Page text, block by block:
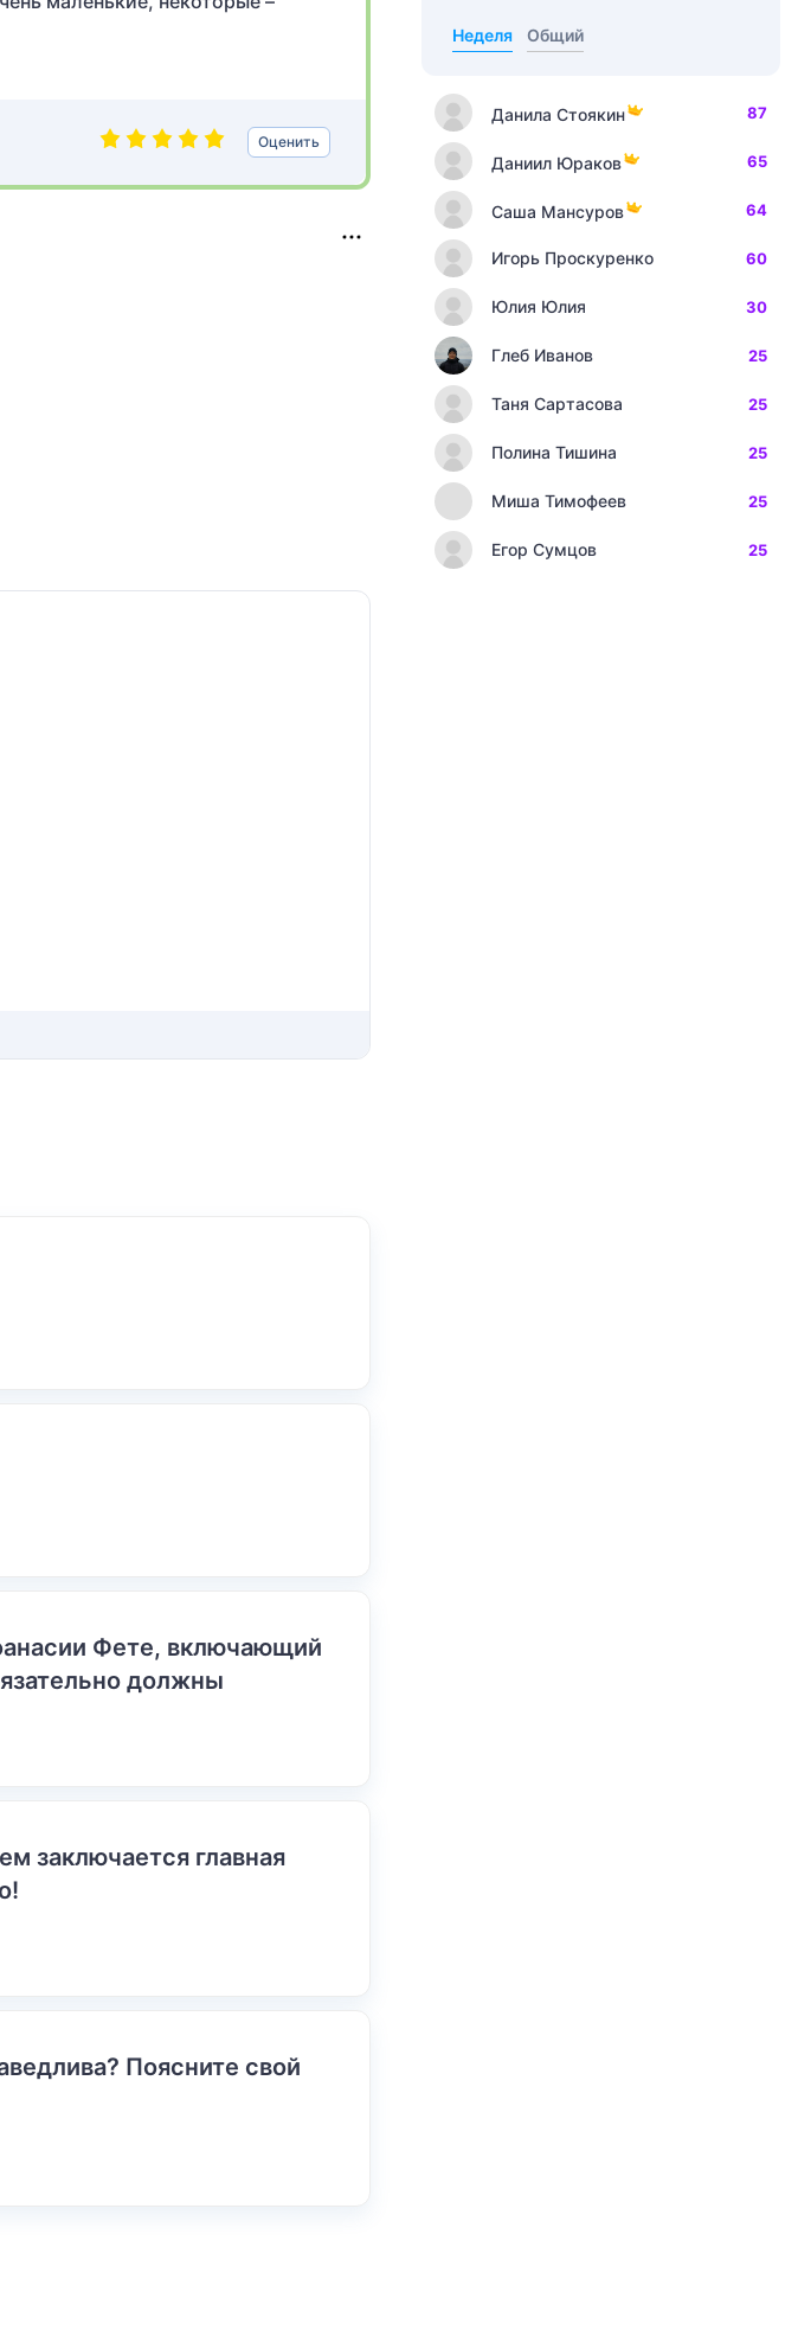
Оценить
Фете, включающий
должны
заключается главная
Поясните свой
Неделя Общий
Данила Стоякин 87
Даниил Юраков 65
Саша Мансуров 64
Игорь Проскуренко 60
Юлия Юлия 30
Глеб Иванов 25
Таня Сартасова 25
Полина Тишина 25
Миша Тимофеев 25
Егор Сумцов 25